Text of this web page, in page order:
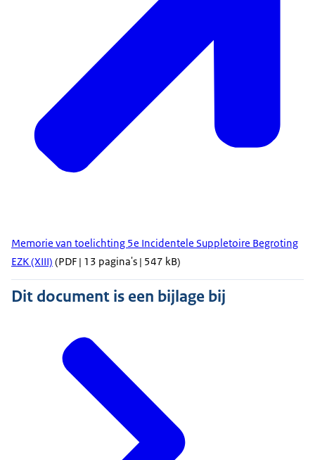
Memorie van toelichting 5e Incidentele Suppletoire Begroting
EZK (XIII) (PDF | 13 pagina's | 547 kB)
Dit document is een bijlage bij